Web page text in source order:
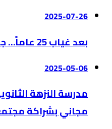
2025-07-26
بعد غياب 25 عاماً… جمعتنا الصدفة
2025-05-06
مدرسة النزهة
مجاني بشراكة